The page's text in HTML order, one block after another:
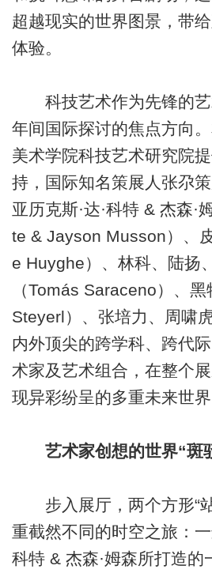
超越现实的世界图景，带
体验。
科技艺术作为先锋的艺
年间国际探讨的焦点方向
美术学院科技艺术研究院
持，国际知名策展人张尕
亚历克斯·达·科特 & 杰森·
te & Jayson Musson）、
e Huyghe）、林科、陆扬
（Tomás Saraceno）、
Steyerl）、张培力、周啸
内外顶尖的跨学科、跨代
术家及艺术组合，在整个
现异彩纷呈的多重未来世界
艺术家创想的世界“斑
步入展厅，两个方形“
重截然不同的时空之旅：一
科特 & 杰森·姆森所打造的